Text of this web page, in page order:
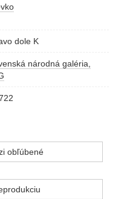
dole K
národná galéria,
obľúbené